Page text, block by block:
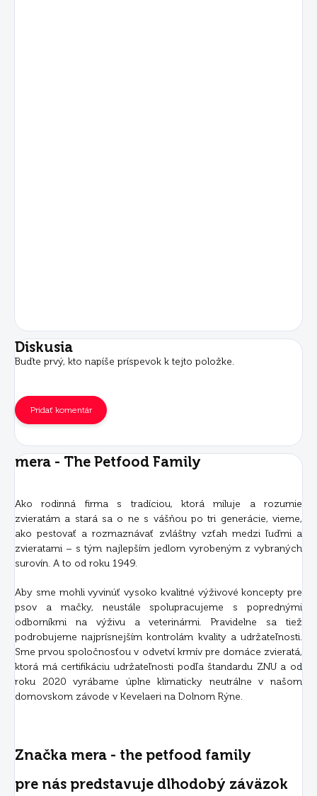
Diskusia
Buďte prvý, kto napíše príspevok k tejto položke.
Pridať komentár
mera - The Petfood Family
Ako rodinná firma s tradíciou, ktorá miluje a rozumie
zvieratám a stará sa o ne s vášňou po tri generácie, vieme,
ako pestovať a rozmaznávať zvláštny vzťah medzi ľuďmi a
zvieratami – s tým najlepším jedlom vyrobeným z vybraných
surovín. A to od roku 1949.
Aby sme mohli vyvinúť vysoko kvalitné výživové koncepty pre
psov a mačky, neustále spolupracujeme s poprednými
odborníkmi na výživu a veterinármi. Pravidelne sa tiež
podrobujeme najprísnejším kontrolám kvality a udržateľnosti.
Sme prvou spoločnosťou v odvetví krmív pre domáce zvieratá,
ktorá má certifikáciu udržateľnosti podľa štandardu ZNU a od
roku 2020 vyrábame úplne klimaticky neutrálne v našom
domovskom závode v Kevelaeri na Dolnom Rýne.
Značka mera - the petfood family
pre nás predstavuje dlhodobý záväzok